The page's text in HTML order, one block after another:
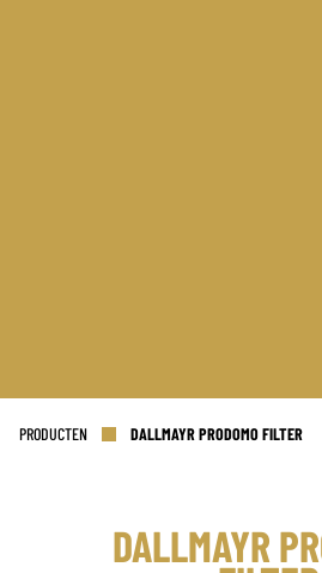
PRODUCTEN DALLMAYR PRODOMO FILTER
DALLMAYR